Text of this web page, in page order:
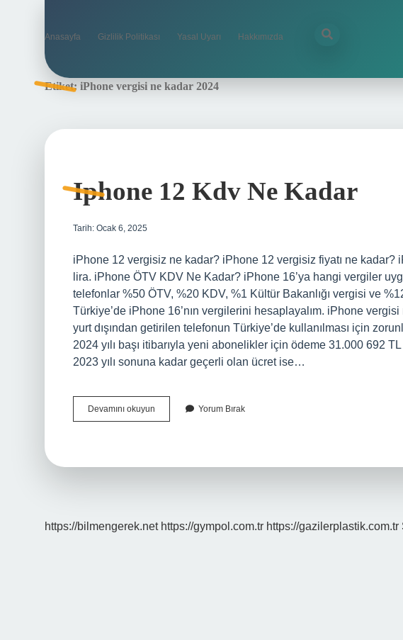
Anasayfa Gizlilik Politikası Yasal Uyarı Hakkımızda
Etiket: iPhone vergisi ne kadar 2024
Iphone 12 Kdv Ne Kadar
Tarih: Ocak 6, 2025
iPhone 12 vergisiz ne kadar? iPhone 12 vergisiz fiyatı ne kadar?
lira. iPhone ÖTV KDV Ne Kadar? iPhone 16’ya hangi vergiler
telefonlar %50 ÖTV, %20 KDV, %1 Kültür Bakanlığı vergisi ve
Türkiye’de iPhone 16’nın vergilerini hesaplayalım. iPhone
yurt dışından getirilen telefonun Türkiye’de kullanılması için
2024 yılı başı itibarıyla yeni abonelikler için ödeme 31.000 692
2023 yılı sonuna kadar geçerli olan ücret ise…
Devamını okuyun
12
Yorum Bırak
https://bilmengerek.net https://gympol.com.tr https://gazilerplastik.com.tr